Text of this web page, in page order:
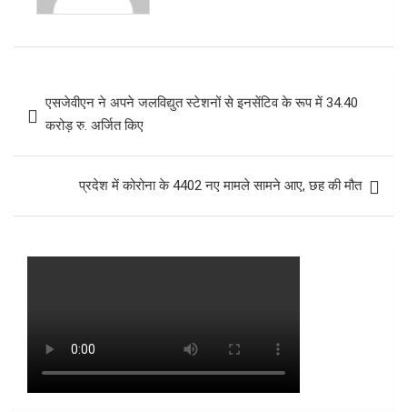
navigation
एसजेवीएन ने अपने जलविद्युत स्‍टेशनों से इनसेंटिव के रूप में 34.40
करोड़ रु. अर्जित किए
प्रदेश में कोरोना के 4402 नए मामले सामने आए, छह की मौत